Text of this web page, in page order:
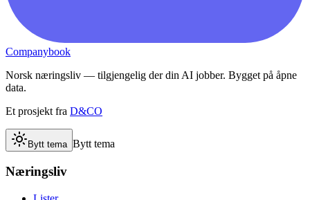
Companybook
Norsk næringsliv — tilgjengelig der din AI jobber. Bygget på åpne
data.
Et prosjekt fra D&CO
Bytt tema Bytt tema
Næringsliv